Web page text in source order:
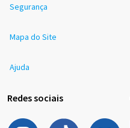
Segurança
Mapa do Site
Ajuda
Redes sociais